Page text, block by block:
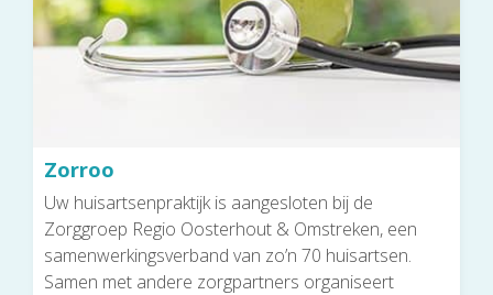
Zorroo
Uw huisartsenpraktijk is aangesloten bij de
Zorggroep Regio Oosterhout & Omstreken, een
samenwerkingsverband van zo’n 70 huisartsen.
Samen met andere zorgpartners organiseert